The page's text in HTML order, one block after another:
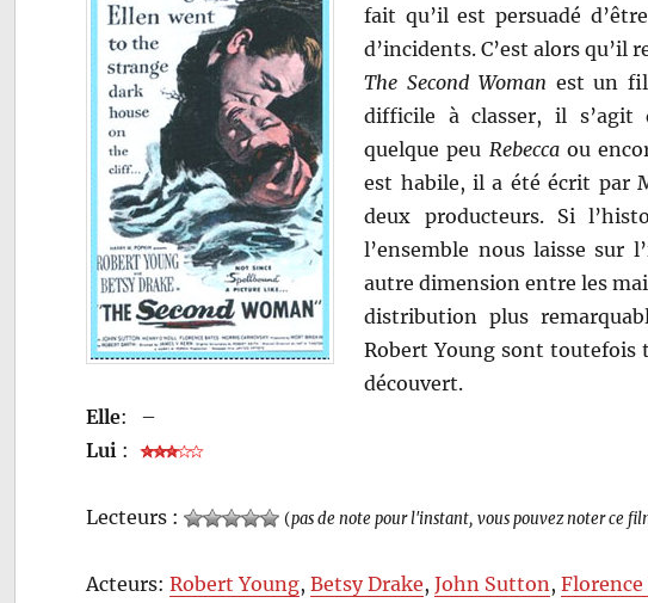
fait qu’il est persuadé
d’incidents. C’est alors
The Second Woman est un
difficile à classer, il s’agit
quelque peu Rebeccaou
est habile, il a été écrit par
deux producteurs. Si
l’ensemble nous laisse sur
autre dimension entre les
distribution plus
Robert Young sont toutefois
découvert.
Elle:
–
Lui :
Lecteurs : (pas de note pour l'instant, vous pouvez noter ce
Acteurs:Robert Young,Betsy Drake,John Sutton ,Florence